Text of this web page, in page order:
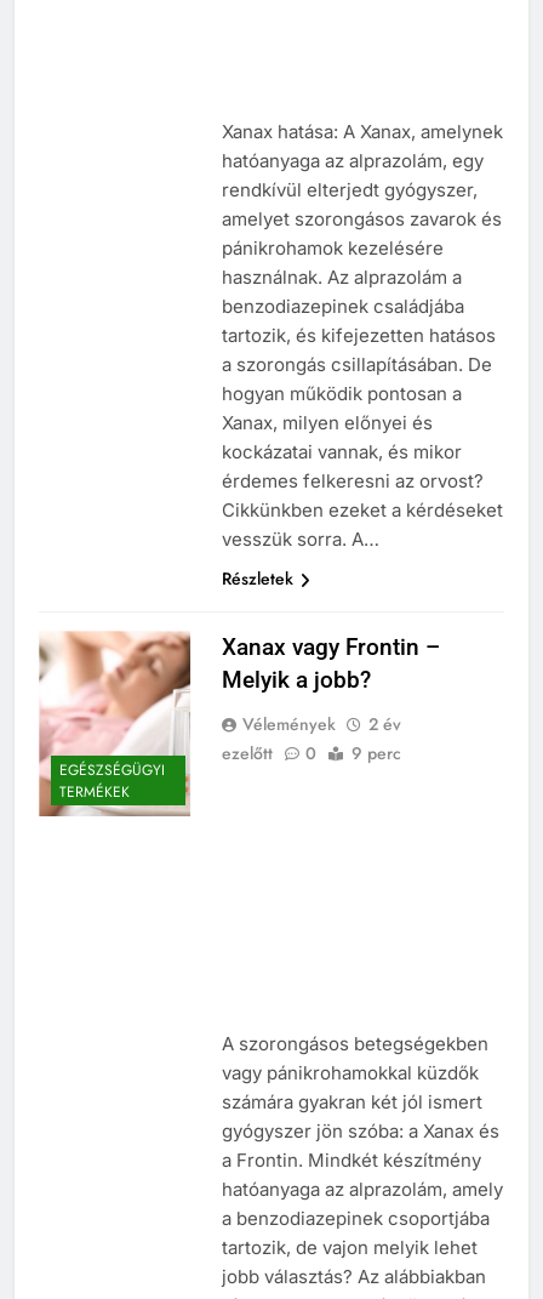
Xanax hatása: A Xanax, amelynek
hatóanyaga az alprazolám, egy
rendkívül elterjedt gyógyszer,
amelyet szorongásos zavarok és
pánikrohamok kezelésére
használnak. Az alprazolám a
benzodiazepinek családjába
tartozik, és kifejezetten hatásos
a szorongás csillapításában. De
hogyan működik pontosan a
Xanax, milyen előnyei és
kockázatai vannak, és mikor
érdemes felkeresni az orvost?
Cikkünkben ezeket a kérdéseket
vesszük sorra. A…
Részletek
EGÉSZSÉGÜGYI
TERMÉKEK
Xanax vagy Frontin –
Melyik a jobb?
Vélemények
2 év
ezelőtt
0 9 perc
A szorongásos betegségekben
vagy pánikrohamokkal küzdők
számára gyakran két jól ismert
gyógyszer jön szóba: a Xanax és
a Frontin. Mindkét készítmény
hatóanyaga az alprazolám, amely
a benzodiazepinek csoportjába
tartozik, de vajon melyik lehet
jobb választás? Az alábbiakban